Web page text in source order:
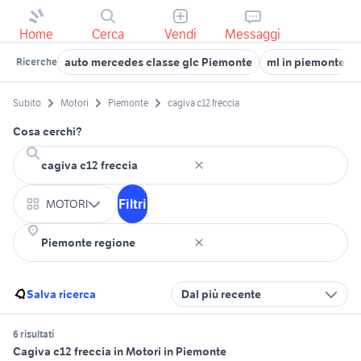
Home Cerca Vendi Messaggi
Ricerche auto mercedes classe glc Piemonte ml in piemonte
Subito Motori Piemonte cagiva c12 freccia
Cosa cerchi?
MOTORI Filtri
Salva ricerca Dal più recente
6 risultati
Cagiva c12 freccia in Motori in Piemonte